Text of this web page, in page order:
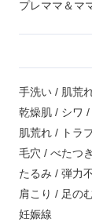
プレママ＆マ
手洗い / 肌荒
乾燥肌 / シワ /
肌荒れ / トラ
毛穴 / べたつ
たるみ / 弾力
肩こり / 足の
妊娠線